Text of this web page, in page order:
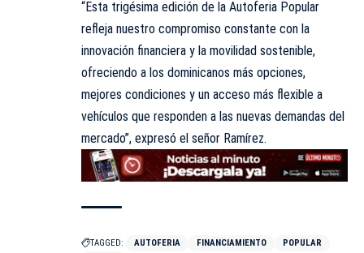
“Esta trigésima edición de la Autoferia Popular
refleja nuestro compromiso constante con la
innovación financiera y la movilidad sostenible,
ofreciendo a los dominicanos más opciones,
mejores condiciones y un acceso más flexible a
vehículos que responden a las nuevas demandas del
mercado”, expresó el señor Ramírez.
TAGGED: AUTOFERIA FINANCIAMIENTO
POPULAR